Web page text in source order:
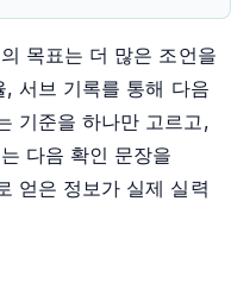
목표는 더 많은 조언을
서브 기록를 통해 다음
기준을 하나만 고르고,
다음 확인 문장을
얻은 정보가 실제 실력